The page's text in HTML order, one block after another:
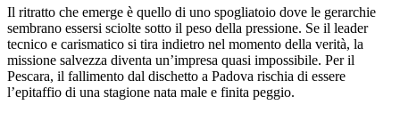
Il ritratto che emerge è quello di uno spogliatoio dove le gerarchie
sembrano essersi sciolte sotto il peso della pressione. Se il leader
tecnico e carismatico si tira indietro nel momento della verità, la
missione salvezza diventa un’impresa quasi impossibile. Per il
Pescara, il fallimento dal dischetto a Padova rischia di essere
l’epitaffio di una stagione nata male e finita peggio.